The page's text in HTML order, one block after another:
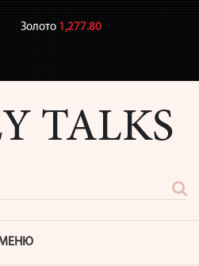
Золото1,277.80